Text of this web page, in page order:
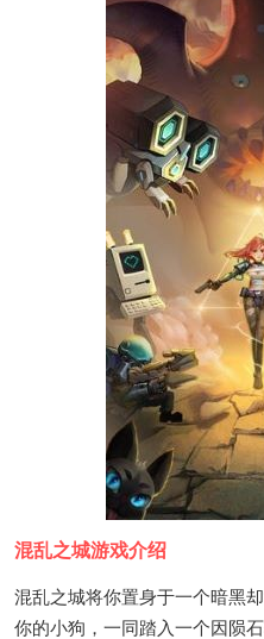
混乱之城游戏介绍
混乱之城将你置身于一个暗黑
你的小狗，一同踏入一个因陨